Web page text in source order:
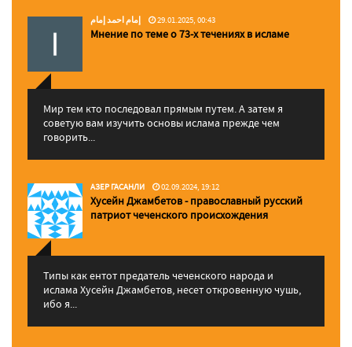
إمام احمد إمام 29.01.2025, 00:43
Мнение по теме о 73-х течениях в исламе
Мир тем кто последовал прямым путем. А затем я
советую вам изучить основы ислама прежде чем
говорить...
АЗЕР ГАСАНЛИ 02.09.2024, 19:12
Хусейн Джамбетов - православный русский
патриот чеченского происхождения
Типы как ентот предатель чеченского народа и
ислама Хусейн Джамбетов, несет откровенную чушь,
ибо я...